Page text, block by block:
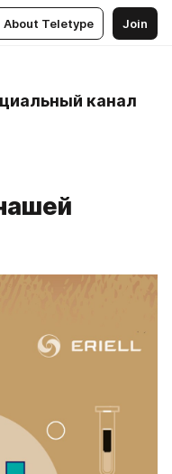
About Teletype Join
канал